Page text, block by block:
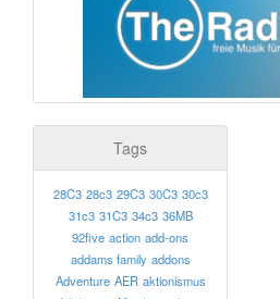
Tags
28C3 28c3 29C3 30C3 30c3
31c3 31C3 34c3 36MB
92five action add-ons
addams family addons
Adventure AER aktionismus